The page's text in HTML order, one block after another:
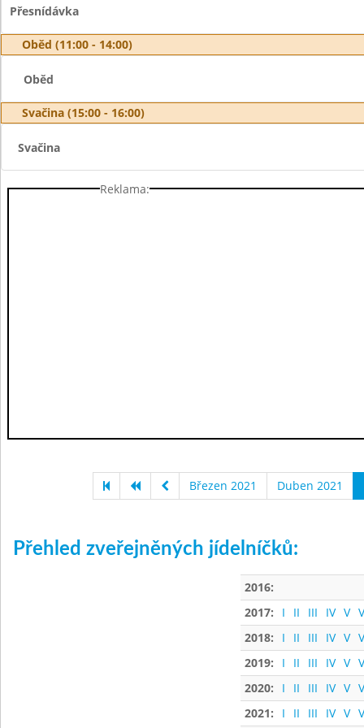
Přesnídávka
Oběd (11:00 - 14:00)
Oběd
Svačina (15:00 - 16:00)
Svačina
Reklama:
Březen 2021 Duben 2021
Přehled zveřejněných jídelníčků:
2016:
2017:
I II III IV V
2018:
I II III IV V
2019:
I II III IV V
2020:
I II III IV V
2021:
I II III IV V